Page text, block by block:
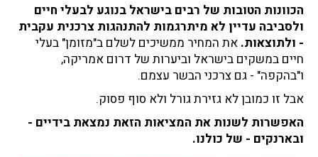
הכוונות הטובות של רבים בישראל בנוגע לבעלי חיים
ולסביבה עדיין לא מיתרגמות להתנהגות צרכנית עקבית
- ולתוצאות. את המחיר ממשיכים לשלם ב"מזומן" בעלי
חיים במשקים בישראל וביערות של דרום אמריקה,
ו"בהקפה" - גם צרכני הבשר עצמם.
אבל זו כמובן לא גזירת גורל ולא סוף פסוק.
האפשרות לשנות את המציאות הזאת נמצאת בידיים -
ובארנקים - של כולנו.